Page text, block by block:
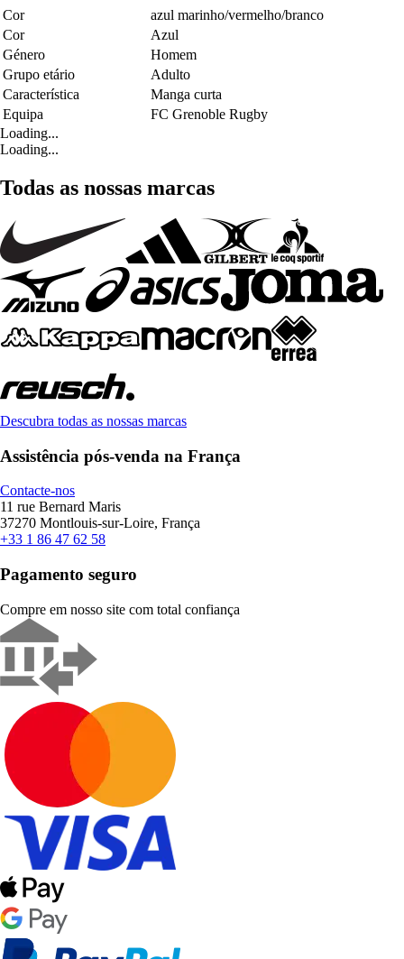
Cor
azul marinho/vermelho/branco
Cor
Azul
Género
Homem
Grupo etário
Adulto
Característica
Manga curta
Equipa
FC Grenoble Rugby
Loading...
Loading...
Todas as nossas marcas
Descubra todas as nossas marcas
Assistência pós-venda na França
Contacte-nos
11 rue Bernard Maris
37270 Montlouis-sur-Loire, França
+33 1 86 47 62 58
Pagamento seguro
Compre em nosso site com total confiança